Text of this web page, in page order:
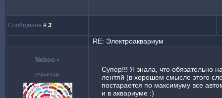
Сообщение # 3
RE: Электроаквариум
Neboo •
українець
Супер!!! Я знала, что обязательно
лентяй (в хорошем смысле этого
постарается по максимуму все
и в аквариуме :)